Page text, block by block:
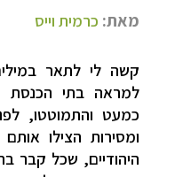
מאת: כרמית וייס
קשה לי לתאר
למראה בתי הכנסת
כמעט והתמוטטו,
ומסירות הצילו
היהודיים, שכל קבר